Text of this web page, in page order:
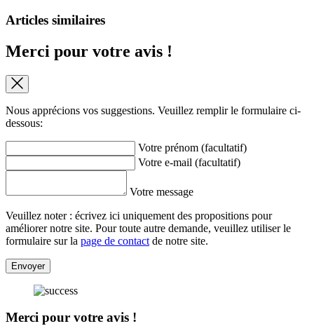
Articles similaires
Merci pour votre avis !
Nous apprécions vos suggestions. Veuillez remplir le formulaire ci-
dessous:
Votre prénom (facultatif)
Votre e-mail (facultatif)
Votre message
Veuillez noter : écrivez ici uniquement des propositions pour
améliorer notre site. Pour toute autre demande, veuillez utiliser le
formulaire sur la page de contact de notre site.
Envoyer
Merci pour votre avis !